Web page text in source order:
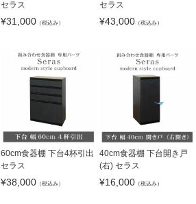
セラス
¥31,000 （税込み）
セラス
¥43,000（税込み）
60cm食器棚 下台4杯引出
セラス
¥38,000 （税込み）
40cm食器棚 下台開き戸
(右) セラス
¥16,000（税込み）